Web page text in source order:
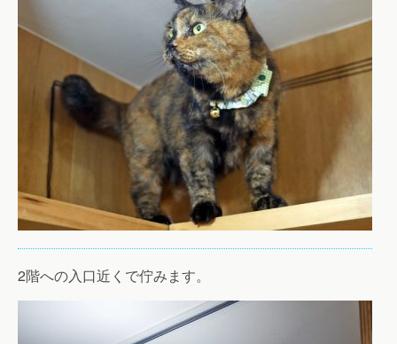
2階への入口近くで佇みます。